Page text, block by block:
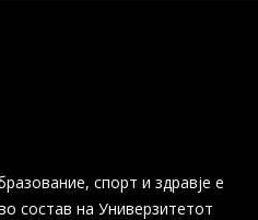
спорт и здравје е
состав на Универзитетот